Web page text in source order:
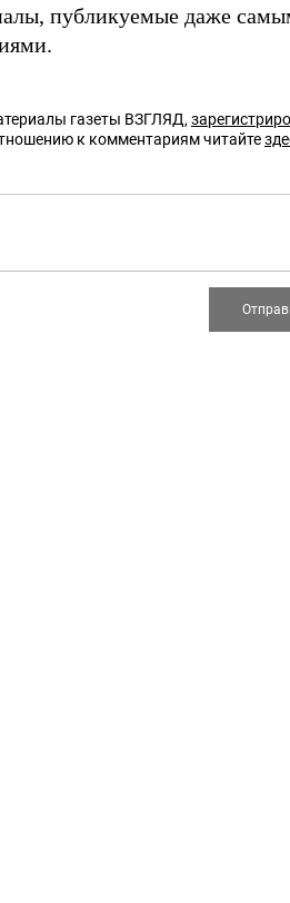
публикуемые даже
газеты ВЗГЛЯД,
к комментариям читайте